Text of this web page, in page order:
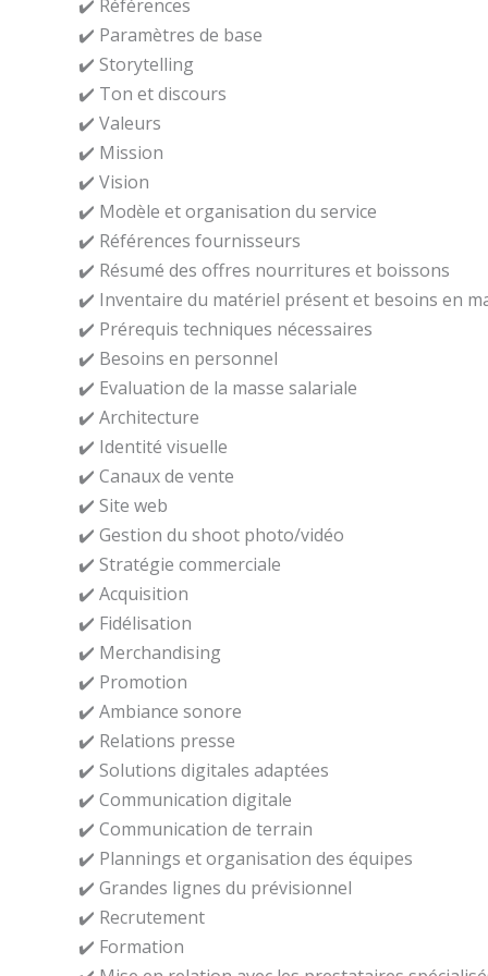
✔️ Références
✔️ Paramètres de base
✔️ Storytelling
✔️ Ton et discours
✔️ Valeurs
✔️ Mission
✔️ Vision
✔️ Modèle et organisation du service
✔️ Références fournisseurs
✔️ Résumé des offres nourritures et boissons
✔️ Inventaire du matériel présent et besoins en
✔️ Prérequis techniques nécessaires
✔️ Besoins en personnel
✔️ Evaluation de la masse salariale
✔️ Architecture
✔️ Identité visuelle
✔️ Canaux de vente
✔️ Site web
✔️ Gestion du shoot photo/vidéo
✔️ Stratégie commerciale
✔️ Acquisition
✔️ Fidélisation
✔️ Merchandising
✔️ Promotion
✔️ Ambiance sonore
✔️ Relations presse
✔️ Solutions digitales adaptées
✔️ Communication digitale
✔️ Communication de terrain
✔️ Plannings et organisation des équipes
✔️ Grandes lignes du prévisionnel
✔️ Recrutement
✔️ Formation